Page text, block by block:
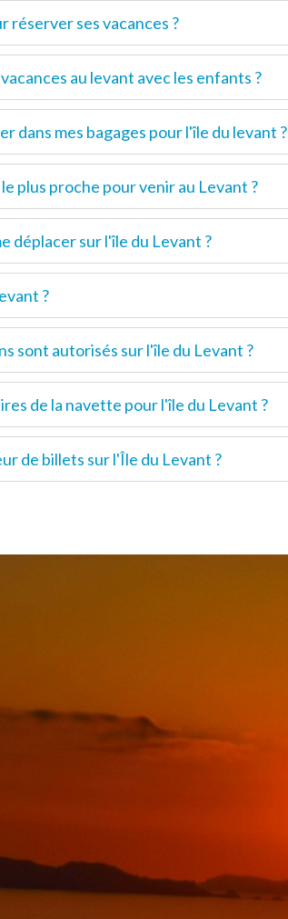
réserver ses vacances ?
au levant avec les enfants ?
dans mes bagages pour l'île du levant ?
plus proche pour venir au Levant ?
déplacer sur l'île du Levant ?
?
sont autorisés sur l'île du Levant ?
de la navette pour l'île du Levant ?
de billets sur l'Île du Levant ?